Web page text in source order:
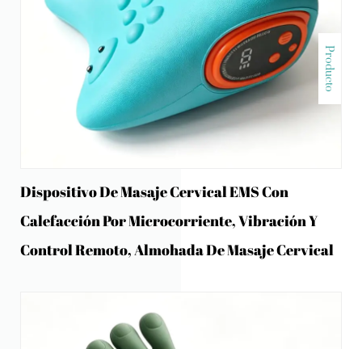
Producto
Dispositivo De Masaje Cervical EMS Con
Calefacción Por Microcorriente, Vibración Y
Control Remoto, Almohada De Masaje Cervical